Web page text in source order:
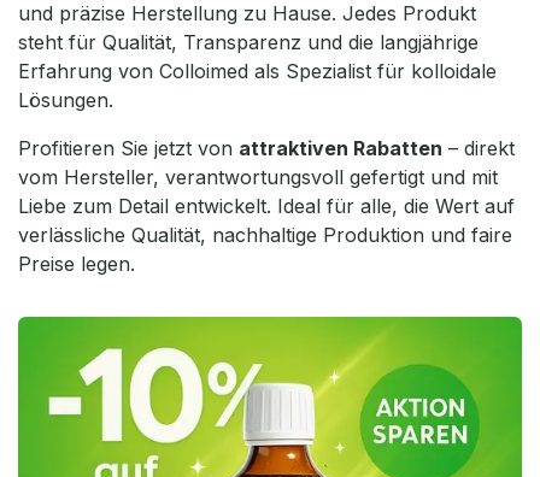
und präzise Herstellung zu Hause. Jedes Produkt
steht für Qualität, Transparenz und die langjährige
Erfahrung von Colloimed als Spezialist für kolloidale
Lösungen.
Profitieren Sie jetzt von attraktiven Rabatten – direkt
vom Hersteller, verantwortungsvoll gefertigt und mit
Liebe zum Detail entwickelt. Ideal für alle, die Wert auf
verlässliche Qualität, nachhaltige Produktion und faire
Preise legen.